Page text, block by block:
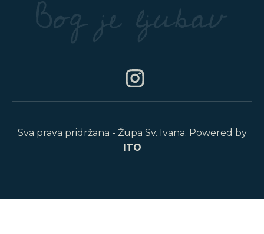
Sva prava pridržana - Župa Sv. Ivana. Powered by
ITO